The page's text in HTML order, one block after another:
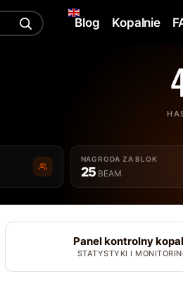
Blog Kopalnie
NAGRODA ZA BLOK
25 BEAM
Panel kontrolny
STATYSTYKI I